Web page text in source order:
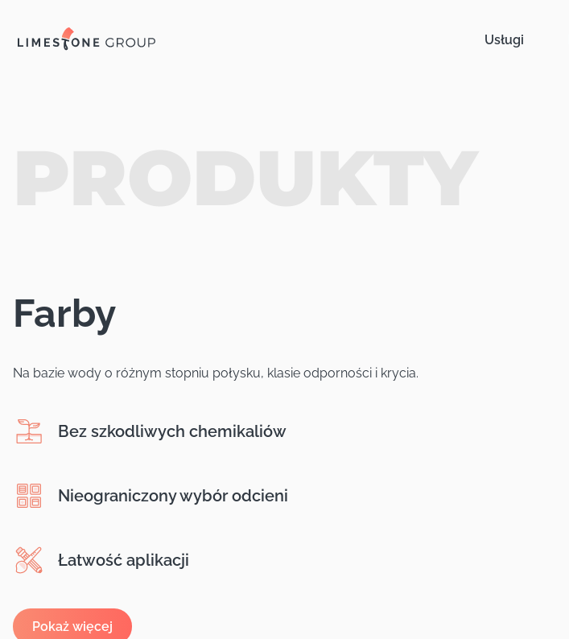
Usługi
Farby
Na bazie wody o różnym stopniu połysku, klasie odporności i krycia.
Bez szkodliwych chemikaliów
Nieograniczony wybór odcieni
Łatwość aplikacji
Pokaż więcej